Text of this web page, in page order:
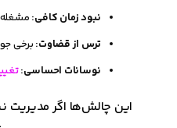
نبود زمان کافی:
ترس از قضاوت: برخی
نوسانات احساسی:
این چالش‌ها اگر مدیریت